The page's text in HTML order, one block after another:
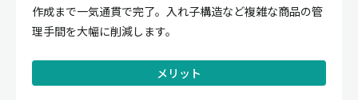
作成まで一気通貫で完了。入れ子構造など複雑な商品の管
理手間を大幅に削減します。
メリット